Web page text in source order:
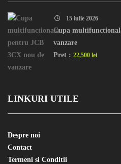
15 iulie 2026
Cupa
vanzare
Pret : 22,500 lei
LINKURI UTILE
Despre noi
Contact
Termeni si Conditii